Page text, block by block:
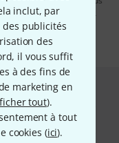
inclut, par
des publicités
des
il vous suffit
à des fins de
marketing en
tout).
à tout
cookies (ici).
dans notrePolitique de